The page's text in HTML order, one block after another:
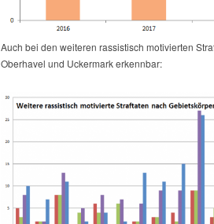
Auch bei den weiteren rassistisch motivierten
Oberhavel und Uckermark erkennbar: